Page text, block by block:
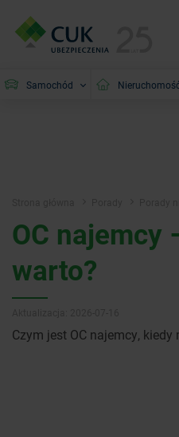
Samochód
OC najemcy
warto?
Czym jest OC najemcy,